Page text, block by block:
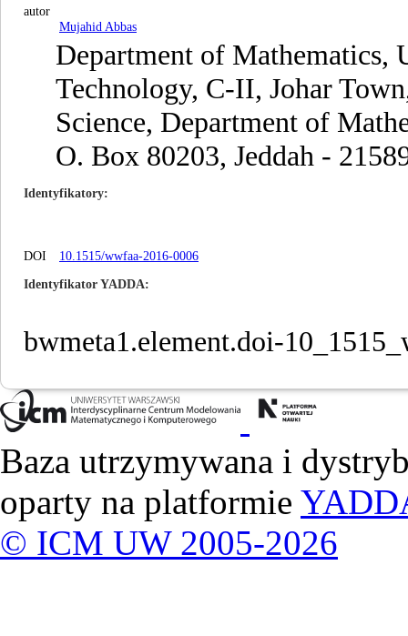
autor
Mujahid Abbas
Department of Mathematics,
Technology, C-II, Johar
Science, Department of
O. Box 80203, Jeddah -
Identyfikatory
DOI 10.1515/wwfaa-2016-0006
Identyfikator YADDA
bwmeta1.element.doi-
Baza utrzymywana i
oparty na platformie
© ICM UW 2005-2026